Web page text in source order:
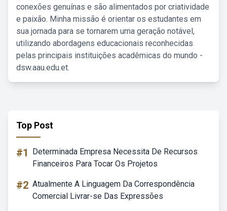
conexões genuínas e são alimentados por criatividade
e paixão. Minha missão é orientar os estudantes em
sua jornada para se tornarem uma geração notável,
utilizando abordagens educacionais reconhecidas
pelas principais instituições acadêmicas do mundo -
dsw.aau.edu.et.
Top Post
#1
Determinada Empresa Necessita De Recursos
Financeiros Para Tocar Os Projetos
#2 Atualmente A Linguagem Da Correspondência
Comercial Livrar-se Das Expressões